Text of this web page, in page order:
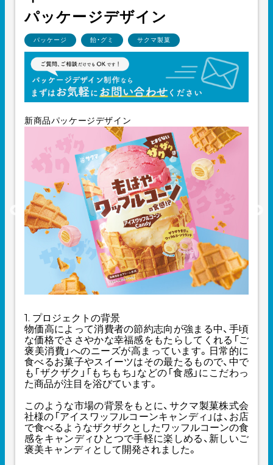
パッケージデザイン
パッケージ 飴・グミ サクマ製菓
1. プロジェクトの背景
物価高によって消費者の節約志向が強まる中、手頃
な価格でささやかな幸福感をもたらしてくれる「ご
褒美消費」へのニーズが高まっています。日常的に
食べるお菓子やスイーツはその最たるもので、中で
も「ザクザク」「もちもち」などの「食感」にこだわっ
た商品が注目を浴びています。
このような市場の背景をもとに、サクマ製菓株式会
社様の「アイスワッフルコーンキャンディ」は、お店
で食べるようなザクザクとしたワッフルコーンの食
感をキャンディひとつで手軽に楽しめる、新しいご
褒美キャンディとして開発されました。
新商品パッケージデザイン